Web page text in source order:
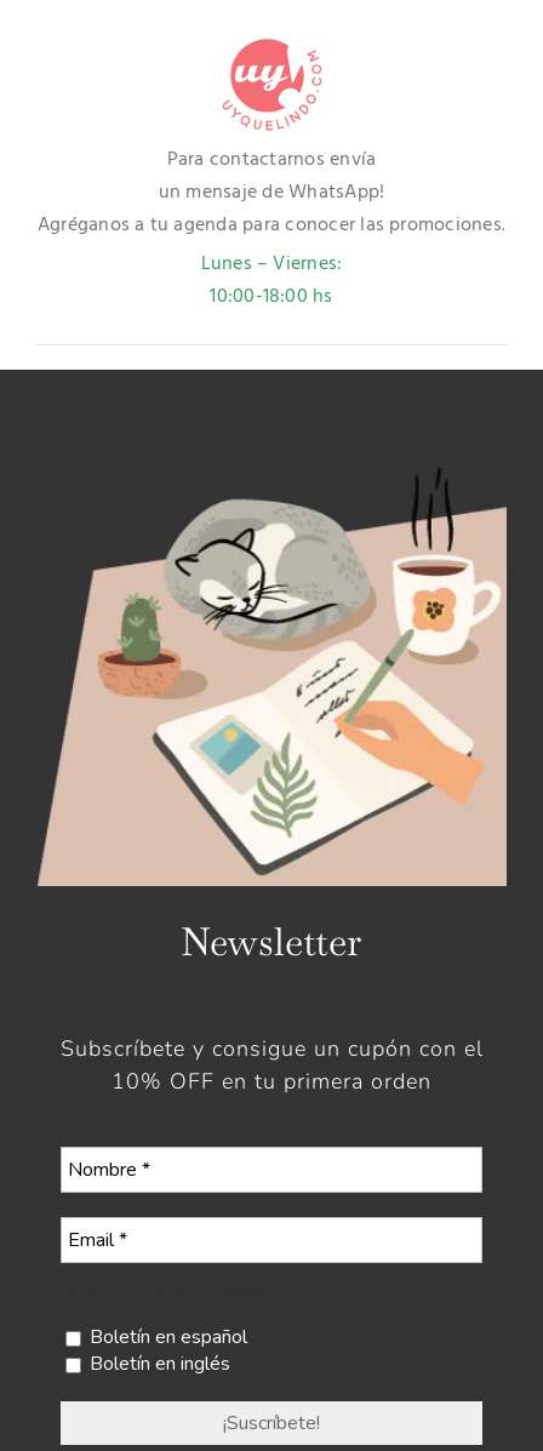
Para contactarnos envía
un mensaje de WhatsApp!
Agréganos a tu agenda para conocer las promociones.
Lunes – Viernes:
10:00-18:00 hs
Newsletter
Subscríbete y consigue un cupón con el
10% OFF en tu primera orden
Boletín en español
Boletín en inglés